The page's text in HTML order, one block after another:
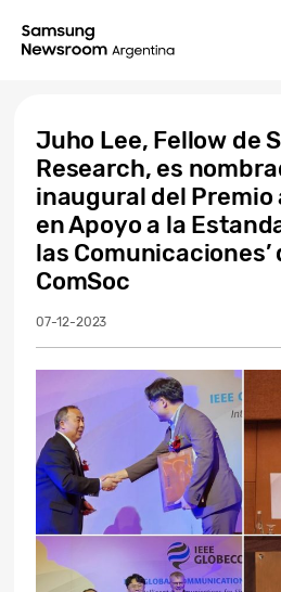
Juho Lee, Fellow de
Research, es
inaugural del Premio
en Apoyo a la
las Comunicaciones’
ComSoc
07-12-2023